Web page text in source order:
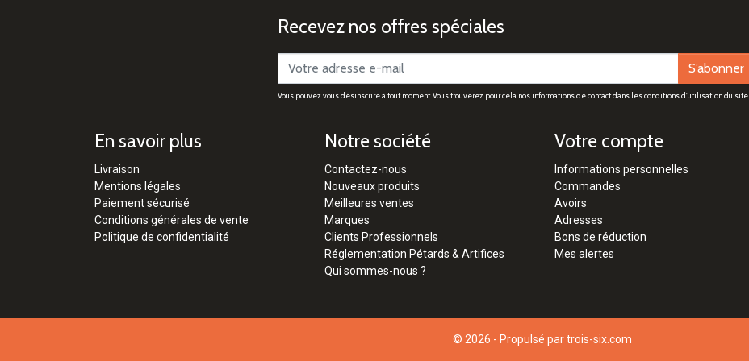
Recevez nos offres spéciales
S’abonner
Vous pouvez vous désinscrire à tout moment. Vous trouverez pour cela nos informations de contact dans les conditions d'utilisation du site.
En savoir plus
Livraison
Mentions légales
Paiement sécurisé
Conditions générales de vente
Politique de confidentialité
Notre société
Contactez-nous
Nouveaux produits
Meilleures ventes
Marques
Clients Professionnels
Réglementation Pétards & Artifices
Qui sommes-nous ?
Votre compte
Informations personnelles
Commandes
Avoirs
Adresses
Bons de réduction
Mes alertes
© 2026 - Propulsé partrois-six.com